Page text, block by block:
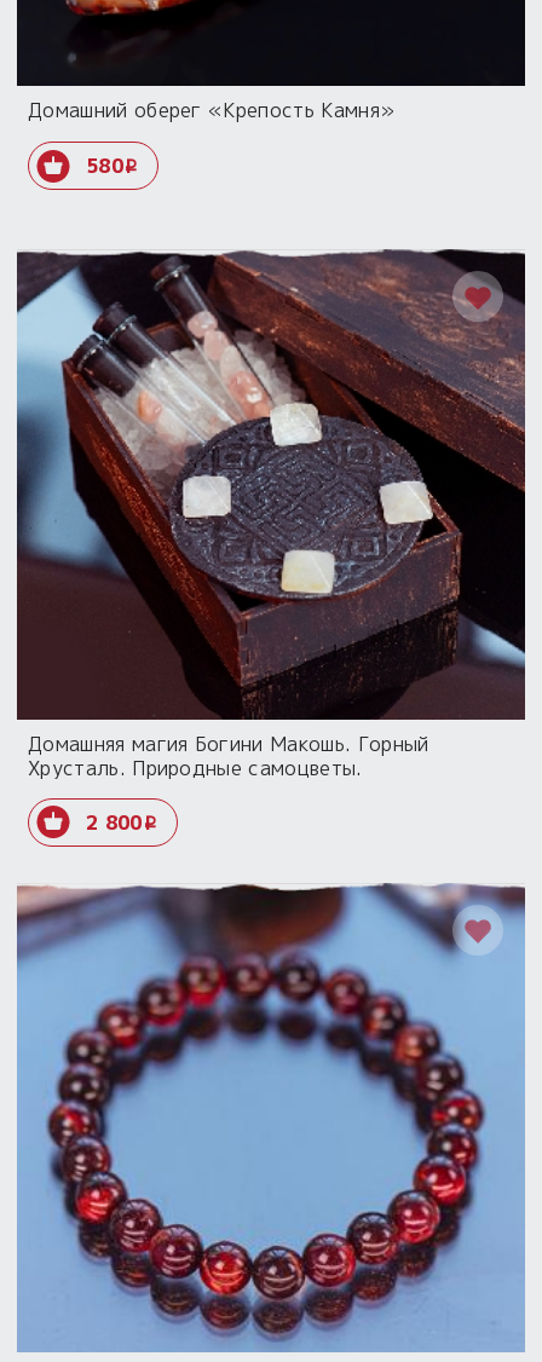
Домашний оберег «Крепость Камня»
580i
Домашняя магия Богини Макошь. Горный
Хрусталь. Природные самоцветы.
2 800i